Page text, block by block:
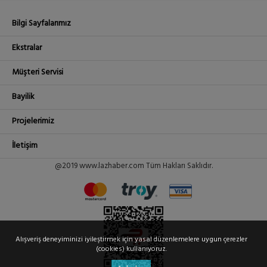
Bilgi Sayfalarımız
Ekstralar
Müşteri Servisi
Bayilik
Projelerimiz
İletişim
@2019 www.lazhaber.com Tüm Hakları Saklıdır.
Alışveriş deneyiminizi iyileştirmek için yasal düzenlemelere uygun çerezler
(cookies) kullanıyoruz.